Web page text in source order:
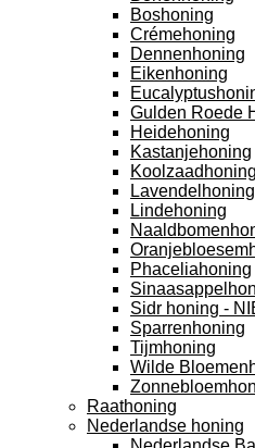
Boshoning
Crémehoning
Dennenhoning
Eikenhoning
Gulden Roede
Heidehoning
Kastanjehoning
Koolzaadhoning
Lavendelhoning
Lindehoning
Phaceliahoning
Sidr honing -
Sparrenhoning
Tijmhoning
Wilde
Raathoning
Nederlandse honing